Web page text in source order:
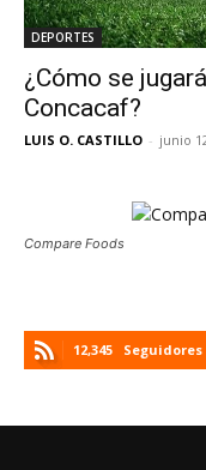
DEPORTES
¿Cómo se
Concacaf?
LUIS O. CASTILLO - junio
Compare Foods
12,345 Seguidores